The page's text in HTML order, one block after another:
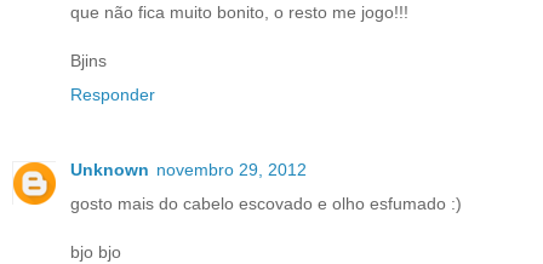
que não fica muito bonito, o resto me jogo!!!
Bjins
Responder
Unknown novembro 29, 2012
gosto mais do cabelo escovado e olho esfumado :)
bjo bjo